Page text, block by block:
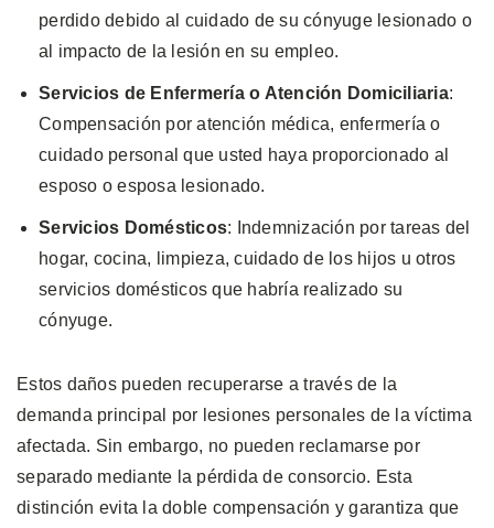
perdido debido al cuidado de su cónyuge lesionado o
al impacto de la lesión en su empleo.
Servicios de Enfermería o Atención Domiciliaria:
Compensación por atención médica, enfermería o
cuidado personal que usted haya proporcionado al
esposo o esposa lesionado.
Servicios Domésticos: Indemnización por tareas del
hogar, cocina, limpieza, cuidado de los hijos u otros
servicios domésticos que habría realizado su
cónyuge.
Estos daños pueden recuperarse a través de la
demanda principal por lesiones personales de la víctima
afectada. Sin embargo, no pueden reclamarse por
separado mediante la pérdida de consorcio. Esta
distinción evita la doble compensación y garantiza que